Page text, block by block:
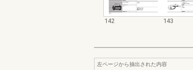
142 143
左ページから抽出された内容